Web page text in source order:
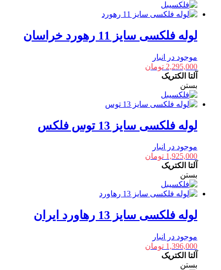
لوله فلکسی سایز 11 رهورد خراسان
موجود در انبار
2,295,000 تومان
آلتا الکتریک
بستن
لوله فلکسی سایز 13 توس فلکس
موجود در انبار
1,925,000 تومان
آلتا الکتریک
بستن
لوله فلکسی سایز 13 رهاورد ایران
موجود در انبار
1,396,000 تومان
آلتا الکتریک
بستن